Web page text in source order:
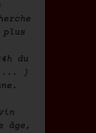
plus
du
... )
âge,